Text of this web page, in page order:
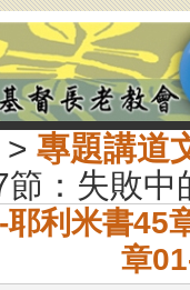
專題講道
節：失敗中
耶利米書45
章